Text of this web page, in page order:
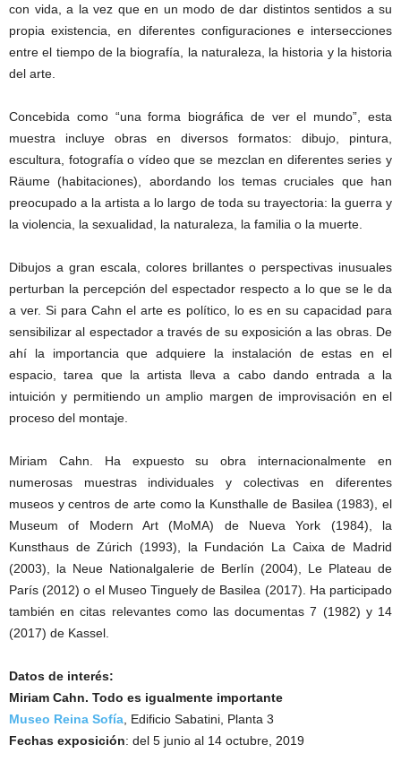
con vida, a la vez que en un modo de dar distintos sentidos a su
propia existencia, en diferentes configuraciones e intersecciones
entre el tiempo de la biografía, la naturaleza, la historia y la historia
del arte.
Concebida como “una forma biográfica de ver el mundo”, esta
muestra incluye obras en diversos formatos: dibujo, pintura,
escultura, fotografía o vídeo que se mezclan en diferentes series y
Räume (habitaciones), abordando los temas cruciales que han
preocupado a la artista a lo largo de toda su trayectoria: la guerra y
la violencia, la sexualidad, la naturaleza, la familia o la muerte.
Dibujos a gran escala, colores brillantes o perspectivas inusuales
perturban la percepción del espectador respecto a lo que se le da
a ver. Si para Cahn el arte es político, lo es en su capacidad para
sensibilizar al espectador a través de su exposición a las obras. De
ahí la importancia que adquiere la instalación de estas en el
espacio, tarea que la artista lleva a cabo dando entrada a la
intuición y permitiendo un amplio margen de improvisación en el
proceso del montaje.
Miriam Cahn. Ha expuesto su obra internacionalmente en
numerosas muestras individuales y colectivas en diferentes
museos y centros de arte como la Kunsthalle de Basilea (1983), el
Museum of Modern Art (MoMA) de Nueva York (1984), la
Kunsthaus de Zúrich (1993), la Fundación La Caixa de Madrid
(2003), la Neue Nationalgalerie de Berlín (2004), Le Plateau de
París (2012) o el Museo Tinguely de Basilea (2017). Ha participado
también en citas relevantes como las documentas 7 (1982) y 14
(2017) de Kassel.
Datos de interés:
Miriam Cahn. Todo es igualmente importante
Museo Reina Sofía , Edificio Sabatini, Planta 3
Fechas exposición: del 5 junio al 14 octubre, 2019